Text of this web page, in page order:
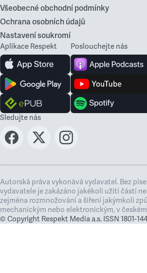
Všeobecné obchodní podmínky
Ochrana osobních údajů
Nastavení soukromí
Aplikace Respekt Poslouchejte nás
Sledujte nás
Autorská práva vykonává vydavatel. Bez
vydavatele je zakázáno jakékoli užití částí
zejména rozmnožování a šíření jakýmkoli
mechanickým nebo elektronickým, v
© Copyright Respekt Media a.s. ISSN 1801-